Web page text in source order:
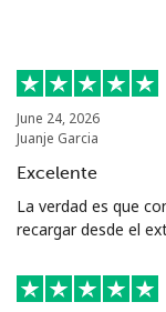
June 24, 2026
Juanje Garcia
Excelente
La verdad es que
recargar desde el